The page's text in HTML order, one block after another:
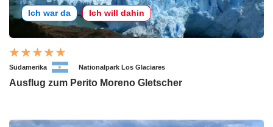
Ich war da Ich will dahin
Südamerika Nationalpark Los Glaciares
Ausflug zum Perito Moreno Gletscher